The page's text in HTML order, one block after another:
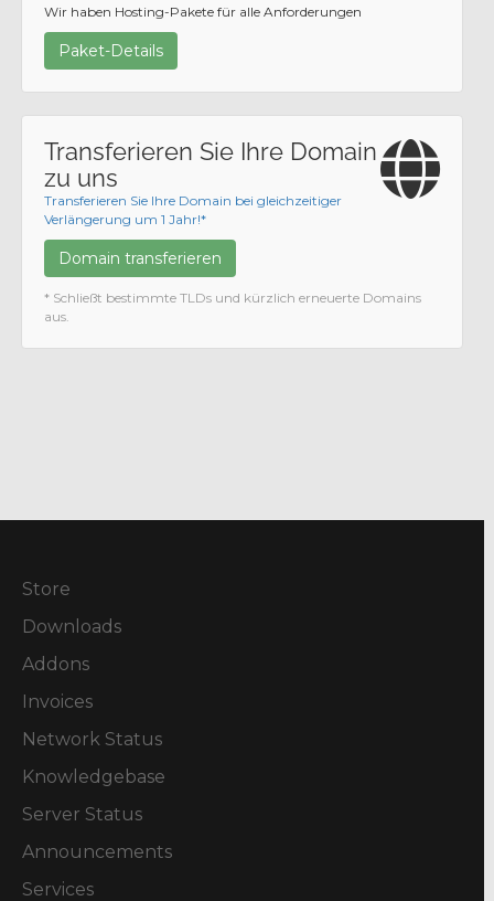
Wir haben Hosting-Pakete für alle Anforderungen
Paket-Details
Transferieren Sie Ihre Domain
zu uns
Transferieren Sie Ihre Domain bei gleichzeitiger
Verlängerung um 1 Jahr!*
Domain transferieren
* Schließt bestimmte TLDs und kürzlich erneuerte Domains
aus.
Store
Downloads
Addons
Invoices
Network Status
Knowledgebase
Server Status
Announcements
Services